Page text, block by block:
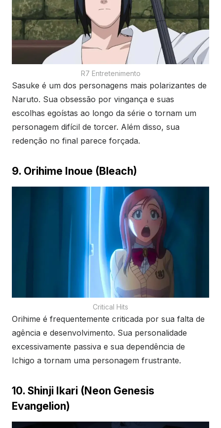
R7 Entretenimento
Sasuke é um dos personagens mais polarizantes de
Naruto. Sua obsessão por vingança e suas
escolhas egoístas ao longo da série o tornam um
personagem difícil de torcer. Além disso, sua
redenção no final parece forçada.
9. Orihime Inoue (Bleach)
Critical Hits
Orihime é frequentemente criticada por sua falta de
agência e desenvolvimento. Sua personalidade
excessivamente passiva e sua dependência de
Ichigo a tornam uma personagem frustrante.
10. Shinji Ikari (Neon Genesis
Evangelion)